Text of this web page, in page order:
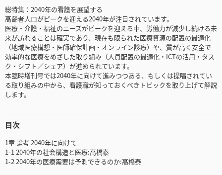
総特集：2040年の看護を展望する
高齢者人口がピークを迎える2040年が注目されています。
医療・介護・福祉のニーズがピークを迎える中、労働力が減少し続ける未
来が訪れることは確実であり、現在も限られた医療資源の配置の最適化
（地域医療構想・医師確保計画・オンライン診療）や、質が高く安全で
効率的な医療をめざした取り組み（人員配置の最適化・ICTの活用・タス
ク・シフト／シェア）が進められています。
本臨時増刊号では2040年に向けて進みつつある、もしくは提唱されてい
る取り組みの中から、看護職が知っておくべきトピックを取り上げて解説
します。
目次
1章 論考 2040年に向けて
1-1 2040年の社会構造と医療:高橋泰
1-2 2040年の医療需要は予測できるのか:高橋泰